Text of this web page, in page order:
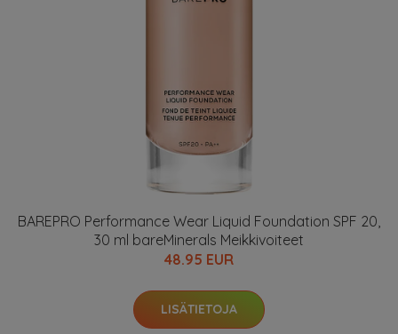
BAREPRO Performance Wear Liquid Foundation SPF 20,
30 ml bareMinerals Meikkivoiteet
48.95 EUR
LISÄTIETOJA